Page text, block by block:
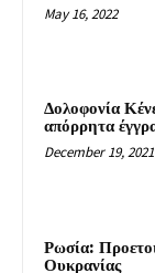
May 16, 2022
Δολοφονία
απόρρητα
December 19, 2021
Ρωσία:
Ουκρανίας